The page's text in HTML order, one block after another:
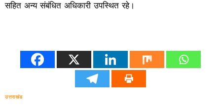
सहित अन्य संबंधित अधिकारी उपस्थित रहे।
उत्तराखंड